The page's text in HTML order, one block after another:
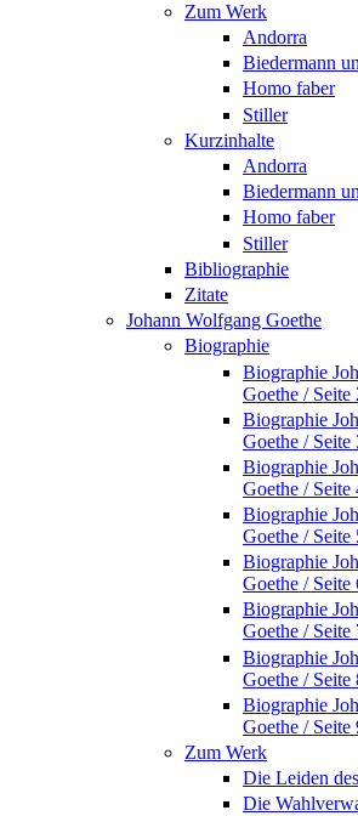
Zum Werk
Andorra
Biedermann
Homo faber
Stiller
Kurzinhalte
Andorra
Biedermann
Homo faber
Stiller
Bibliographie
Zitate
Johann Wolfgang Goethe
Biographie
Biographie
Goethe / Seite
Biographie
Goethe / Seite
Biographie
Goethe / Seite
Biographie
Goethe / Seite
Biographie
Goethe / Seite
Biographie
Goethe / Seite
Biographie
Goethe / Seite
Biographie
Goethe / Seite
Zum Werk
Die Leiden
Die